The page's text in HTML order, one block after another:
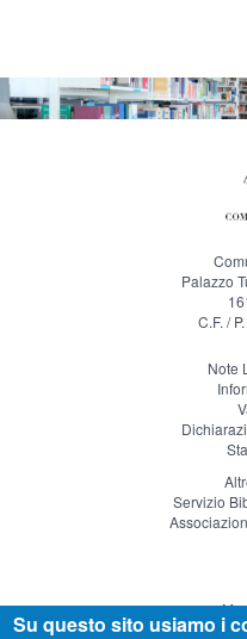
Palazzo
C.F. /
Note
Servizio
Su questo sito usiamo i